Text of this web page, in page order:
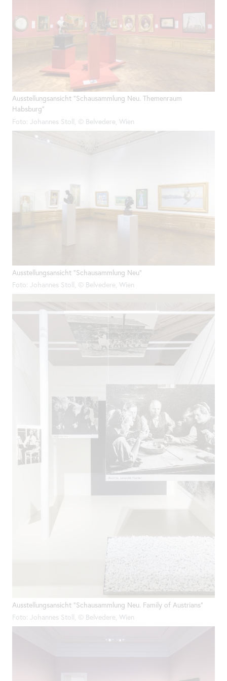
Ausstellungsansicht "Schausammlung Neu. Themenraum
Habsburg"
Foto: Johannes Stoll, © Belvedere, Wien
Ausstellungsansicht "Schausammlung Neu"
Foto: Johannes Stoll, © Belvedere, Wien
Ausstellungsansicht "Schausammlung Neu. Family of Austrians"
Foto: Johannes Stoll, © Belvedere, Wien